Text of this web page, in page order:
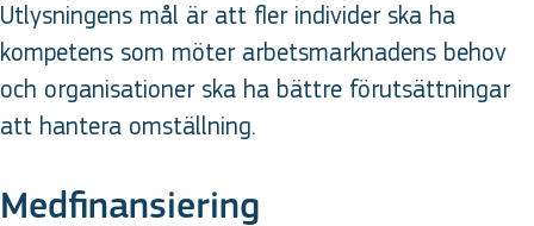
Utlysningens mål är att fler individer ska ha
kompetens som möter arbetsmarknadens behov
och organisationer ska ha bättre förutsättningar
att hantera omställning.
Medfinansiering